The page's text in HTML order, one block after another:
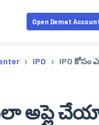
Open Demat
› IPO › IPO కోసం
అప్లై